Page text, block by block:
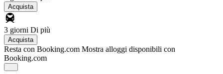
Acquista
3 giorni Di più
Acquista
Resta con Booking.com Mostra alloggi disponibili con
Booking.com